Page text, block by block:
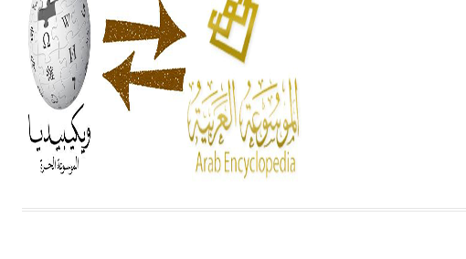
ويعود له الفضل بأنه حرر الطب من
الدين والفلسفة.
- هل تعلم أن المرجان إفراز حيواني
يتكون في البحر ويتركب من مادة
كربونات الكلسيوم، وهو أحمر أو شديد
الحمرة وهو أجود أنواعه، ويمتاز بكبر
الحجم ويسمى الش